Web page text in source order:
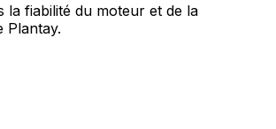
la fiabilité du moteur et de la
Plantay.